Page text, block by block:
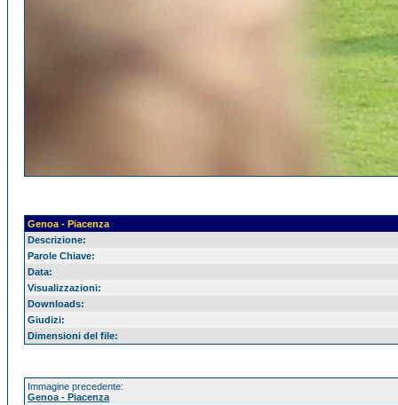
Genoa - Piacenza
Descrizione:
Parole Chiave:
Data:
Visualizzazioni:
Downloads:
Giudizi:
Dimensioni del file:
Immagine precedente:
Genoa - Piacenza